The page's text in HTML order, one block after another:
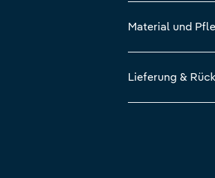
Material und
Lieferung &